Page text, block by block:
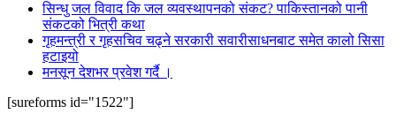
सिन्धु जल विवाद कि जल व्यवस्थापनको संकट? पाकिस्तानको पानी
संकटको भित्री कथा
गृहमन्त्री र गृहसचिव चढ्ने सरकारी सवारीसाधनबाट समेत कालो सिसा
हटाइयो
मनसून देशभर प्रवेश गर्दै ।
[sureforms id="1522"]